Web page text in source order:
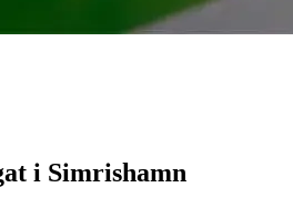
i Simrishamn